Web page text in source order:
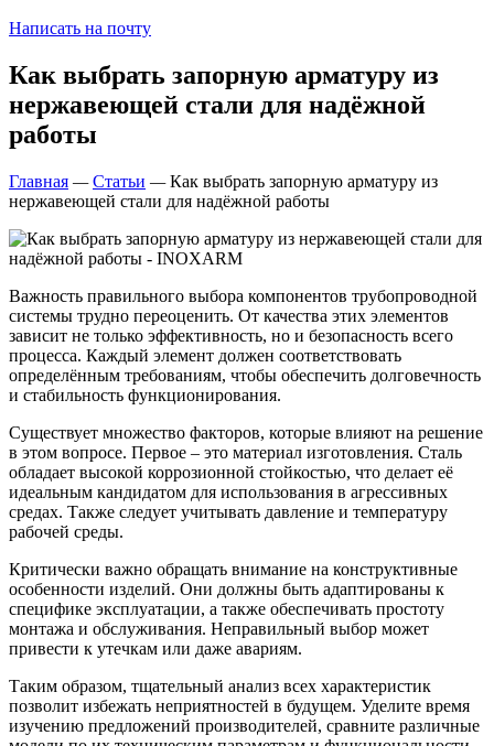
Написать на почту
Как выбрать запорную арматуру из
нержавеющей стали для надёжной
работы
Главная — Статьи — Как выбрать запорную арматуру из
нержавеющей стали для надёжной работы
Важность правильного выбора компонентов трубопроводной
системы трудно переоценить. От качества этих элементов
зависит не только эффективность, но и безопасность всего
процесса. Каждый элемент должен соответствовать
определённым требованиям, чтобы обеспечить долговечность
и стабильность функционирования.
Существует множество факторов, которые влияют на решение
в этом вопросе. Первое – это материал изготовления. Сталь
обладает высокой коррозионной стойкостью, что делает её
идеальным кандидатом для использования в агрессивных
средах. Также следует учитывать давление и температуру
рабочей среды.
Критически важно обращать внимание на конструктивные
особенности изделий. Они должны быть адаптированы к
специфике эксплуатации, а также обеспечивать простоту
монтажа и обслуживания. Неправильный выбор может
привести к утечкам или даже авариям.
Таким образом, тщательный анализ всех характеристик
позволит избежать неприятностей в будущем. Уделите время
изучению предложений производителей, сравните различные